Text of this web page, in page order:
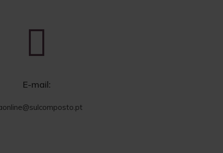
E-mail: